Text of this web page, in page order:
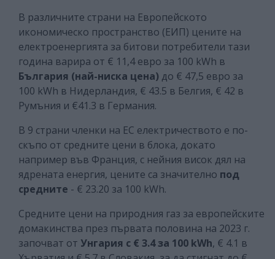
В различните страни на Европейското
икономическо пространство (ЕИП) цените на
електроенергията за битови потребители тази
година варира от € 11,4 евро за 100 kWh в
България (най-ниска цена) до € 47,5 евро за
100 kWh в Нидерландия, € 43.5 в Белгия, € 42 в
Румъния и €41.3 в Германия.
В 9 страни членки на ЕС електричеството е по-
скъпо от средните цени в блока, докато
например във Франция, с нейния висок дял на
ядрената енергия, цените са значително под
средните - € 23.20 за 100 kWh.
Средните цени на природния газ за европейските
домакинства през първата половина на 2023 г.
започват от Унгария с € 3.4 за 100 kWh, € 4.1 в